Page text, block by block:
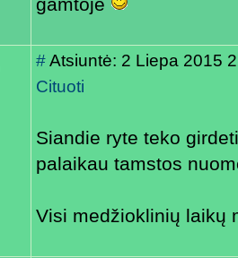
gamtoje
#Atsiuntė: 2 Liepa 2015
Cituoti
Siandie ryte teko
palaikau tamstos
Visi medžioklinių laikų